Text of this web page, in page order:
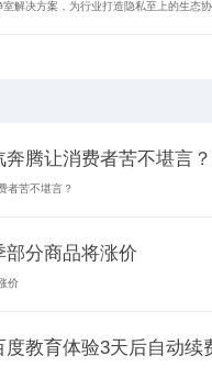
解决方案，为行业打造隐私至上的生态协
腾让消费者苦不堪言？
者苦不堪言？
分商品将涨价
价
度教育体验3天后自动续